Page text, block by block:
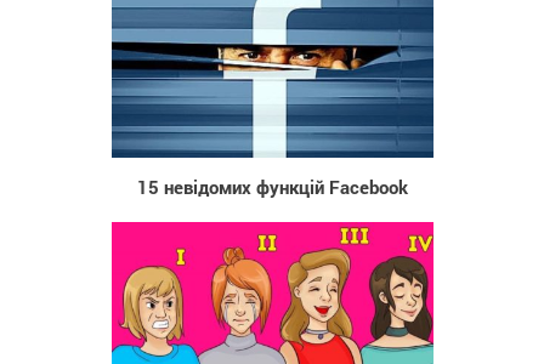
1 054
15 невідомих функцій Facebook